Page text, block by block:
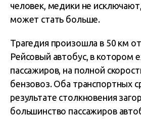
человек, медики не
может стать больше.
Трагедия произошла в 50 км
Рейсовый автобус, в котором
пассажиров, на полной
бензовоз. Оба транспортных
результате столкновения
большинство пассажиров